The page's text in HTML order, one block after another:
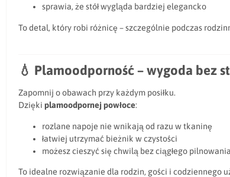
sprawia, że stół wygląda bardziej elegancko
To detal, który robi różnicę – szczególnie podczas
💧 Plamoodporność – wygoda bez
Zapomnij o obawach przy każdym posiłku.
Dzięki plamoodpornej powłoce:
rozlane napoje nie wnikają od razu w tkaninę
łatwiej utrzymać bieżnik w czystości
możesz cieszyć się chwilą bez ciągłego pilnowania
To idealne rozwiązanie dla rodzin, gości i codziennego